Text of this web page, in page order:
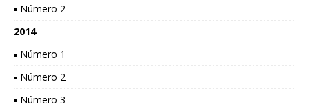
▪ Número 2
2014
▪ Número 1
▪ Número 2
▪ Número 3